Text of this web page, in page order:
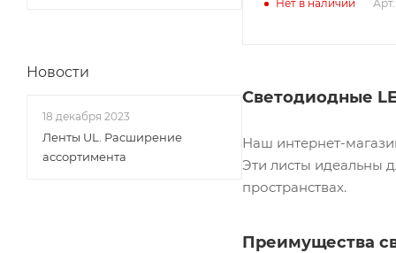
Нет в наличии
Светодиодные
Наш интернет-
Эти листы идеальны
пространствах.
Преимущества
Новости
18 декабря 2023
Ленты UL. Расширение
ассортимента